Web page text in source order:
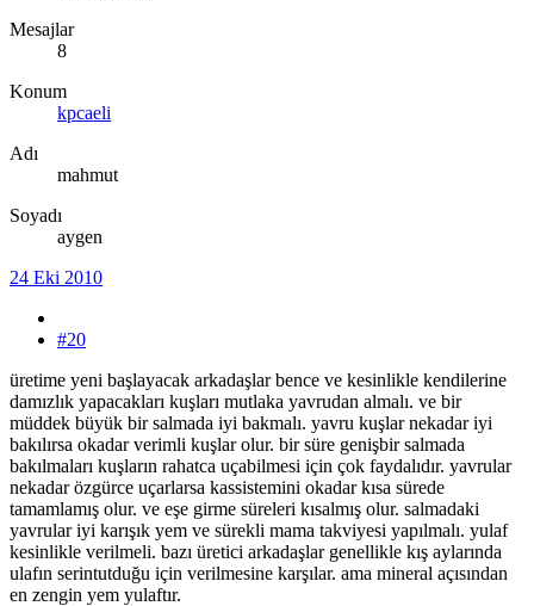
Mesajlar
8
Konum
kpcaeli
Adı
mahmut
Soyadı
aygen
24 Eki 2010
#20
üretime yeni başlayacak arkadaşlar bence ve kesinlikle kendilerine
damızlık yapacakları kuşları mutlaka yavrudan almalı. ve bir
müddek büyük bir salmada iyi bakmalı. yavru kuşlar nekadar iyi
bakılırsa okadar verimli kuşlar olur. bir süre genişbir salmada
bakılmaları kuşların rahatca uçabilmesi için çok faydalıdır. yavrular
nekadar özgürce uçarlarsa kassistemini okadar kısa sürede
tamamlamış olur. ve eşe girme süreleri kısalmış olur. salmadaki
yavrular iyi karışık yem ve sürekli mama takviyesi yapılmalı. yulaf
kesinlikle verilmeli. bazı üretici arkadaşlar genellikle kış aylarında
ulafın serintutduğu için verilmesine karşılar. ama mineral açısından
en zengin yem yulaftır.